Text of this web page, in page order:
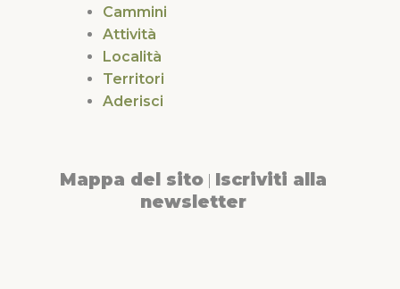
Cammini
Attività
Località
Territori
Aderisci
Mappa del sito Iscriviti alla
newsletter